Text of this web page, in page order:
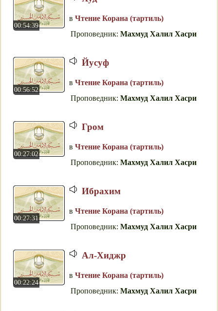
00:54:39
в Чтение Корана (тартиль)
Проповедник:Махмуд Халил Хасри
00:56:52
Йуcуф
в Чтение Корана (тартиль)
Проповедник:Махмуд Халил Хасри
00:27:02
Гром
в Чтение Корана (тартиль)
Проповедник:Махмуд Халил Хасри
00:27:31
Ибpaxим
в Чтение Корана (тартиль)
Проповедник:Махмуд Халил Хасри
00:22:24
Aл-Xиджp
в Чтение Корана (тартиль)
Проповедник:Махмуд Халил Хасри